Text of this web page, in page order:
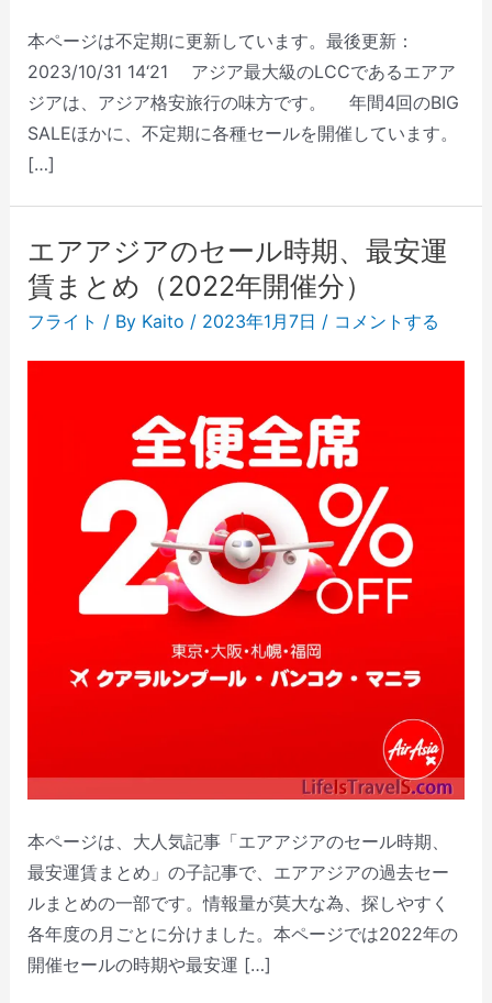
本ページは不定期に更新しています。最後更新：
2023/10/31 14‘21 アジア最大級のLCCであるエアア
ジアは、アジア格安旅行の味方です。 年間4回のBIG
SALEほかに、不定期に各種セールを開催しています。
[…]
エアアジアのセール時期、最安運
賃まとめ（2022年開催分）
フライト / By Kaito / 2023年1月7日 / コメントする
本ページは、大人気記事「エアアジアのセール時期、
最安運賃まとめ」の子記事で、エアアジアの過去セー
ルまとめの一部です。情報量が莫大な為、探しやすく
各年度の月ごとに分けました。本ページでは2022年の
開催セールの時期や最安運 […]